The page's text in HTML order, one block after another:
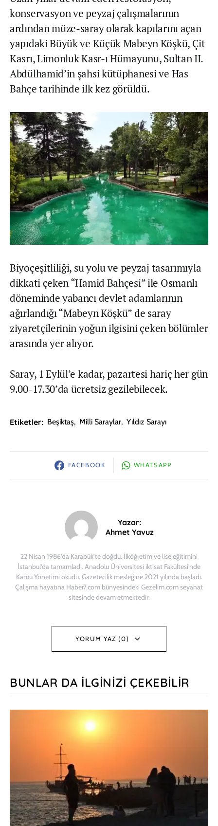
konservasyon ve peyzaj çalışmalarının
ardından müze-saray olarak kapılarını açan
yapıdaki Büyük ve Küçük Mabeyn Köşkü, Çit
Kasrı, Limonluk Kasr-ı Hümayunu, Sultan II.
Abdülhamid’in şahsi kütüphanesi ve Has
Bahçe tarihinde ilk kez görüldü.
Biyoçeşitliliği, su yolu ve peyzaj tasarımıyla
dikkati çeken “Hamid Bahçesi” ile Osmanlı
döneminde yabancı devlet adamlarının
ağırlandığı “Mabeyn Köşkü” de saray
ziyaretçilerinin yoğun ilgisini çeken bölümler
arasında yer alıyor.
Saray, 1 Eylül’e kadar, pazartesi hariç her gün
9.00-17.30’da ücretsiz gezilebilecek.
Etiketler: Beşiktaş, Milli Saraylar, Yıldız Sarayı
FACEBOOK WHATSAPP
Yazar:
Ahmet Yavuz
22 Nisan 1986’da Karabük’te doğdu. İlköğretim ve lise eğitimini
İstanbul’da tamamladı. Anadolu Üniversitesi iktisat Fakültesi’nde
Kamu Yönetimi okudu. Gazetecilik mesleğine 2021 yılında başladı.
Çalışma hayatına Haber7.com bünyesindeki Gezelim.com seyahat
sitesinde devam etmektedir.
YORUM YAZ (0)
BUNLAR DA İLGINIZI ÇEKEBILIR